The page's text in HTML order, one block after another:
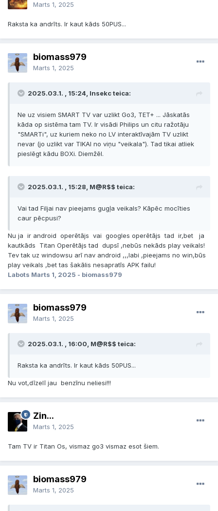
Marts 1, 2025
Raksta ka andrīts. Ir kaut kāds 50PUS...
biomass979
Marts 1, 2025
2025.03.1. , 15:24, Insekc teica:
Ne uz visiem SMART TV var uzlikt Go3, TET+ ... Jāskatās
kāda op sistēma tam TV. Ir visādi Philips un citu ražotāju
"SMARTi", uz kuriem neko no LV interaktīvajām TV uzlikt
nevar (jo uzlikt var TIKAI no viņu "veikala"). Tad tikai atliek
pieslēgt kādu BOXi. Diemžēl.
2025.03.1. , 15:28, M@R$$ teica:
Vai tad Filjai nav pieejams gugļa veikals? Kāpēc mocīties
caur pēcpusi?
Nu ja ir android operētājs vai googles operētājs tad ir,bet ja
kautkāds Titan Operētājs tad dupsī ,nebūs nekāds play veikals!
Tev tak uz windowsu arī nav android ,,,labi ,pieejams no win,būs
play veikals ,bet tas šakālis nesapratīs APK failu!
Labots Marts 1, 2025 - biomass979
biomass979
Marts 1, 2025
2025.03.1. , 16:00, M@R$$ teica:
Raksta ka andrīts. Ir kaut kāds 50PUS...
Nu vot,dīzelī jau benzīnu neliesi!!!
Zin...
Marts 1, 2025
Tam TV ir Titan Os, vismaz go3 vismaz esot šiem.
biomass979
Marts 1, 2025